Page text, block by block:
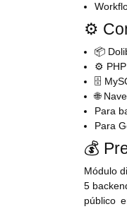
⚙️
📦
⚙️
🗄️
🌐
Para
Para
💰
Módulo
5
público